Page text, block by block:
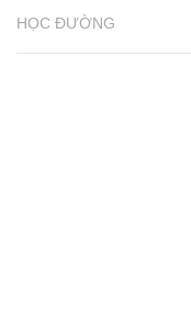
HỌC ĐƯỜNG